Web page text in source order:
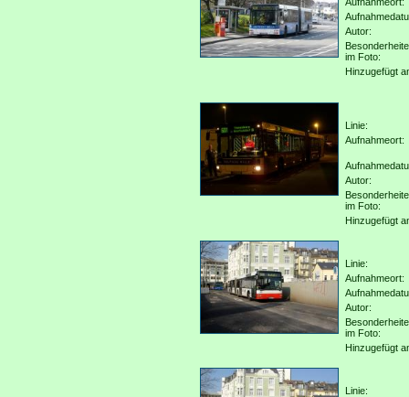
Autor:
im Foto:
Hinzugefügt
Linie:
Aufnahmeort:
Autor:
im Foto:
Hinzugefügt
Linie:
Aufnahmeort:
Autor:
im Foto:
Hinzugefügt
Linie: